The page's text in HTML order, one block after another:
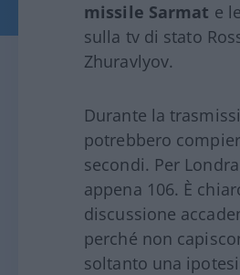
missile Sarmat e
sulla tv di stato
Zhuravlyov.
Durante la
potrebbero
secondi. Per
appena 106. È
discussione
perché non
soltanto una